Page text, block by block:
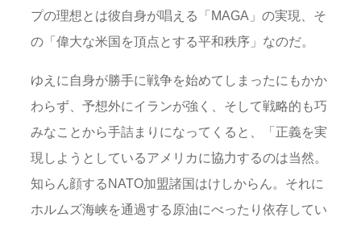
プの理想とは彼自身が唱える「MAGA」の実現、そ
の「偉大な米国を頂点とする平和秩序」なのだ。
ゆえに自身が勝手に戦争を始めてしまったにもかか
わらず、予想外にイランが強く、そして戦略的も巧
みなことから手詰まりになってくると、「正義を実
現しようとしているアメリカに協力するのは当然。
知らん顔するNATO加盟諸国はけしからん。それに
ホルムズ海峡を通過する原油にべったり依存してい